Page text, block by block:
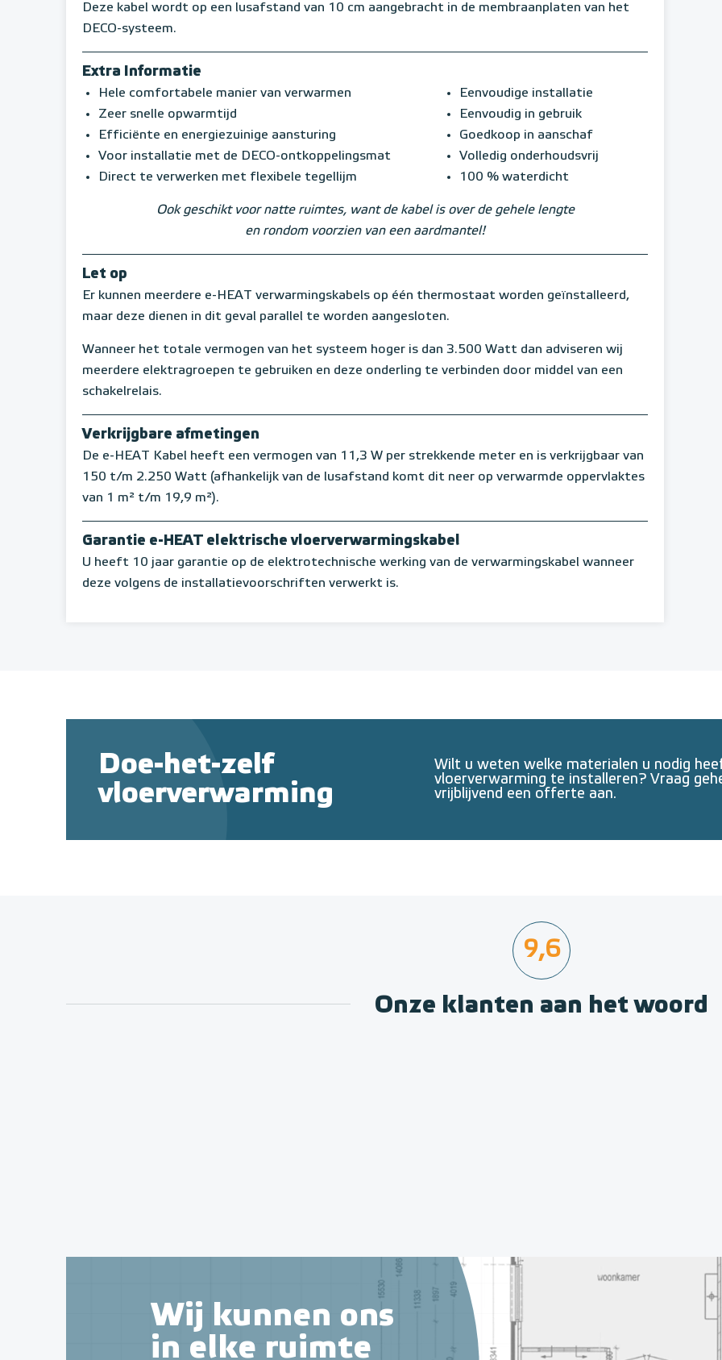
Deze kabel wordt op een lusafstand van 10 cm aangebracht in de membraanplaten van het
DECO-systeem.
Extra Informatie
Hele comfortabele manier van verwarmen
Zeer snelle opwarmtijd
Efficiënte en energiezuinige aansturing
Voor installatie met de DECO-ontkoppelingsmat
Direct te verwerken met flexibele tegellijm
Eenvoudige installatie
Eenvoudig in gebruik
Goedkoop in aanschaf
Volledig onderhoudsvrij
100 % waterdicht
Ook geschikt voor natte ruimtes, want de kabel is over de gehele lengte
en rondom voorzien van een aardmantel!
Let op
Er kunnen meerdere e-HEAT verwarmingskabels op één thermostaat worden geïnstalleerd,
maar deze dienen in dit geval parallel te worden aangesloten.
Wanneer het totale vermogen van het systeem hoger is dan 3.500 Watt dan adviseren wij
meerdere elektragroepen te gebruiken en deze onderling te verbinden door middel van een
schakelrelais.
Verkrijgbare afmetingen
De e-HEAT Kabel heeft een vermogen van 11,3 W per strekkende meter en is verkrijgbaar van
150 t/m 2.250 Watt (afhankelijk van de lusafstand komt dit neer op verwarmde oppervlaktes
van 1 m² t/m 19,9 m²).
Garantie e-HEAT elektrische vloerverwarmingskabel
U heeft 10 jaar garantie op de elektrotechnische werking van de verwarmingskabel wanneer
deze volgens de installatievoorschriften verwerkt is.
Doe-het-zelf
vloerverwarming
Wilt u weten welke materialen u nodig
vloerverwarming te installeren? Vraag
vrijblijvend een offerte aan.
9,6
Onze klanten aan het woord
Wij kunnen ons
in elke ruimte